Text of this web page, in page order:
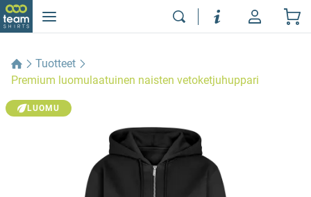
Tuotteet
Premium luomulaatuinen naisten vetoketjuhuppari
LUOMU